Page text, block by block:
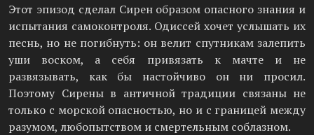
Этот эпизод сделал Сирен образом опасного знания и
испытания самоконтроля. Одиссей хочет услышать их
песнь, но не погибнуть: он велит спутникам залепить
уши воском, а себя привязать к мачте и не
развязывать, как бы настойчиво он ни просил.
Поэтому Сирены в античной традиции связаны не
только с морской опасностью, но и с границей между
разумом, любопытством и смертельным соблазном.